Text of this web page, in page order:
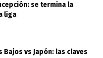
se termina la
liga
vs Japón: las claves